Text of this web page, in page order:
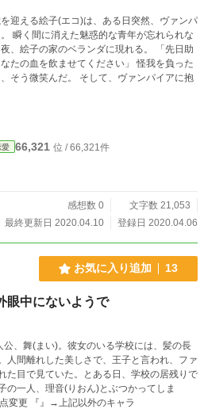
迎える絵子(エコ)は、ある日突然、ヴァンパ
瞬く間に消えた魅惑的な青年が忘れられな
絵子の家のベランダに現れる。 「先日助
血を飲ませてください」 怪我を負った
そう微笑んだ。 そして、ヴァンパイアに抱
愛 66,321 位 / 66,321件
感想数 0
文字数 21,053
最終更新日 2020.04.10
登録日 2020.04.06
お気に入り追加 13
眼中にないようで
、舞(まい)。彼女のいる学校には、髪の長
人間離れした美しさで、王子と言われ、ファ
た目で見ていた。とある日、学校の居残りで
の一人、理音(りおん)とぶつかってしま
視点変更 『』→上記以外のキャラ